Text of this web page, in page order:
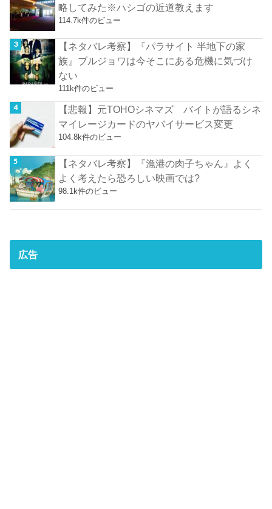
略してみた※ハシゴの近道教えます
114.7k件のビュー
【ネタバレ考察】『パラサイト 半地下の家
族』ブルジョワは今そこにある危機に気づけ
ない
111k件のビュー
【悲報】元TOHOシネマズ バイトが語るシネ
マイレージカードのヤバイサービス変更
104.8k件のビュー
【ネタバレ考察】『漁港の肉子ちゃん』よく
よく考えたら恐ろしい映画では?
98.1k件のビュー
広告